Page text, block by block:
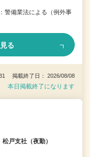
警備業法による（例外事
る
掲載終了日： 2026/08/08
本日掲載終了になります
戸支社（夜勤）